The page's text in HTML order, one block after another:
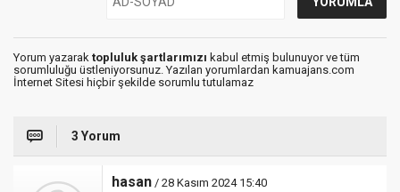
Yorum yazarak topluluk şartlarımızı kabul etmiş bulunuyor ve tüm
sorumluluğu üstleniyorsunuz. Yazılan yorumlardan kamuajans.com
İnternet Sitesi hiçbir şekilde sorumlu tutulamaz
3 Yorum
hasan / 28 Kasım 2024 15:40